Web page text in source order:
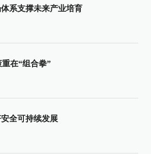
系支撑未来产业培育
在“组合拳”
全可持续发展